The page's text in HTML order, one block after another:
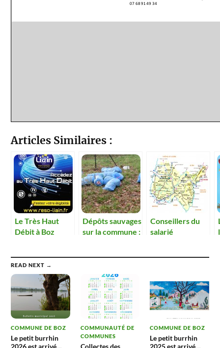
Articles Similaires :
Le Très Haut
Débit à Boz
Dépôts sauvages
sur la commune :
Conseillers du
salarié
READ NEXT →
COMMUNE DE BOZ
Le petit burrhin
2026 est arrivé…
COMMUNAUTÉ DE
COMMUNES
Collectes des
COMMUNE DE BOZ
Le petit burrhin
2025 est arrivé…